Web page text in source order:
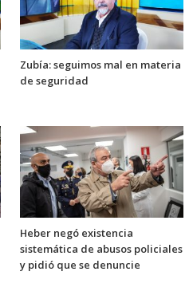
Zubía: seguimos mal en materia
de seguridad
Heber negó existencia
sistemática de abusos policiales
y pidió que se denuncie